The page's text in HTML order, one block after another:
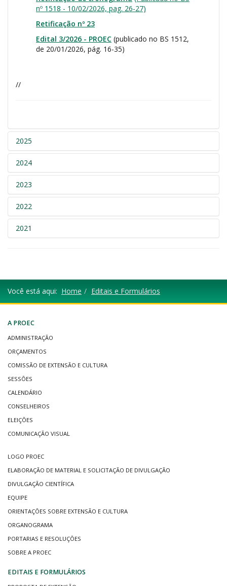
nº 1518 - 10/02/2026, pag. 26-27)
Retificação nº 23
Edital 3/2026 - PROEC (publicado no BS 1512,
de 20/01/2026, pág. 16-35)
//
2025
2024
2023
2022
2021
Você está aqui: Home Editais e Formulários
A PROEC
ADMINISTRAÇÃO
ORÇAMENTOS
COMISSÃO DE EXTENSÃO E CULTURA
SESSÕES
CALENDÁRIO
CONSELHEIROS
ELEIÇÕES
COMUNICAÇÃO VISUAL
LOGO PROEC
ELABORAÇÃO DE MATERIAL E SOLICITAÇÃO DE DIVULGAÇÃO
DIVULGAÇÃO CIENTÍFICA
EQUIPE
ORIENTAÇÕES SOBRE EXTENSÃO E CULTURA
ORGANOGRAMA
PORTARIAS E RESOLUÇÕES
SOBRE A PROEC
EDITAIS E FORMULÁRIOS